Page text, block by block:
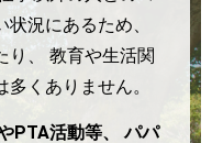
況にあるため、
、
教育や生活関
くありません。
PTA活動等、
パパ